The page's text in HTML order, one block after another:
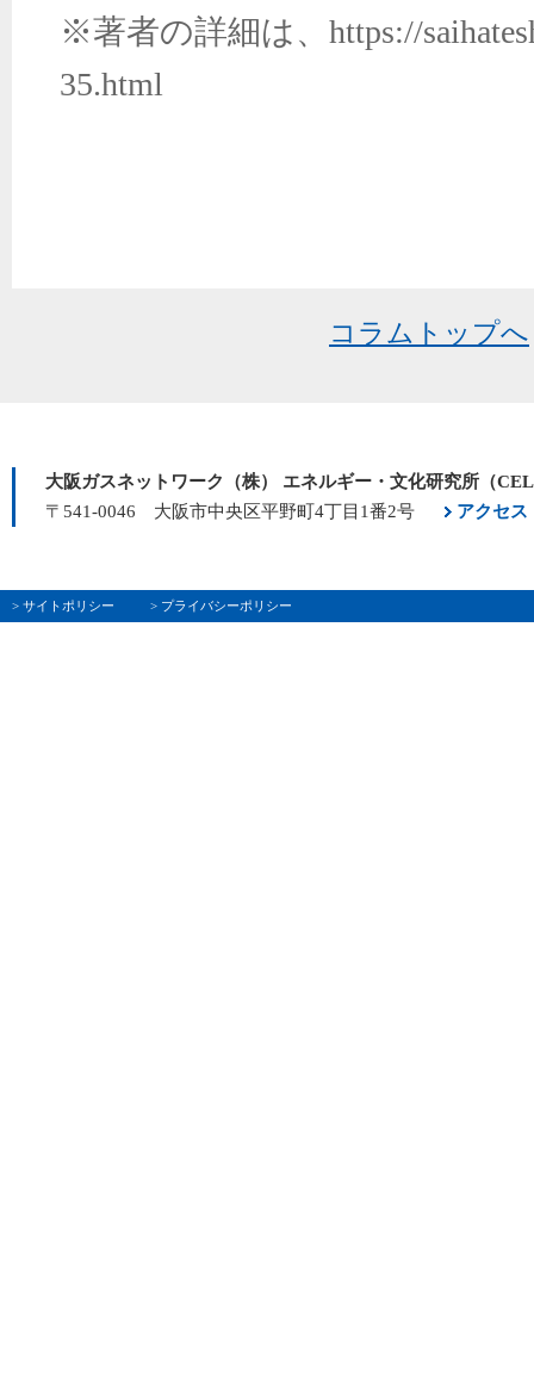
※著者の詳細は、 https://
35.html
コラムトップへ
大阪ガスネットワーク（株） エネルギー・文化研究所（
〒541-0046 大阪市中央区平野町4丁目1番2号
アクセス
> サイトポリシー > プライバシーポリシー